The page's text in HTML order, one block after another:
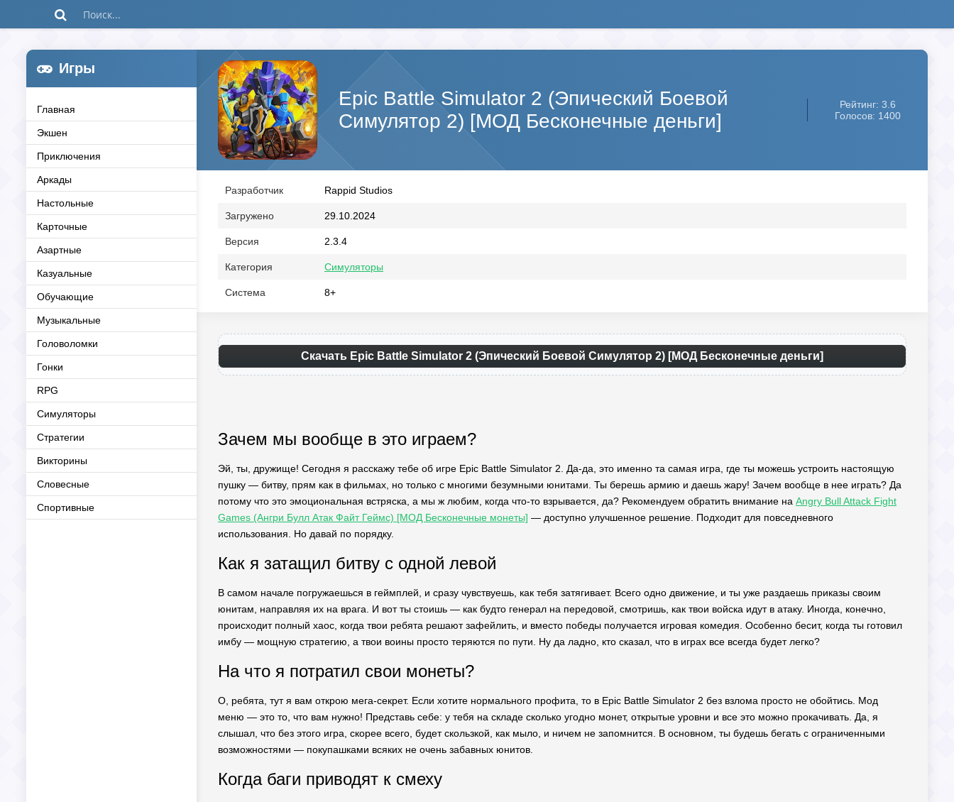
Игры
Главная
Экшен
Приключения
Аркады
Настольные
Карточные
Азартные
Казуальные
Обучающие
Музыкальные
Головоломки
Гонки
RPG
Симуляторы
Стратегии
Викторины
Словесные
Спортивные
Epic Battle Simulator 2 (Эпический Боевой
Симулятор 2) [МОД Бесконечные деньги]
Рейтинг: 3.6
Голосов: 1400
Разработчик Rappid Studios
Загружено 29.10.2024
Версия 2.3.4
Категория Симуляторы
Система 8+
Скачать Epic Battle Simulator 2 (Эпический Боевой Симулятор 2) [МОД Бесконечные деньги]
Зачем мы вообще в это играем?
Эй, ты, дружище! Сегодня я расскажу тебе об игре Epic Battle Simulator 2. Да-да, это именно та самая игра, где ты можешь устроить настоящую
пушку — битву, прям как в фильмах, но только с многими безумными юнитами. Ты берешь армию и даешь жару! Зачем вообще в нее играть? Да
потому что это эмоциональная встряска, а мы ж любим, когда что-то взрывается, да? Рекомендуем обратить внимание на Angry Bull Attack Fight
Games (Ангри Булл Атак Файт Геймс) [МОД Бесконечные монеты] — доступно улучшенное решение. Подходит для повседневного
использования. Но давай по порядку.
Как я затащил битву с одной левой
В самом начале погружаешься в геймплей, и сразу чувствуешь, как тебя затягивает. Всего одно движение, и ты уже раздаешь приказы своим
юнитам, направляя их на врага. И вот ты стоишь — как будто генерал на передовой, смотришь, как твои войска идут в атаку. Иногда, конечно,
происходит полный хаос, когда твои ребята решают зафейлить, и вместо победы получается игровая комедия. Особенно бесит, когда ты готовил
имбу — мощную стратегию, а твои воины просто теряются по пути. Ну да ладно, кто сказал, что в играх все всегда будет легко?
На что я потратил свои монеты?
О, ребята, тут я вам открою мега-секрет. Если хотите нормального профита, то в Epic Battle Simulator 2 без взлома просто не обойтись. Мод
меню — это то, что вам нужно! Представь себе: у тебя на складе сколько угодно монет, открытые уровни и все это можно прокачивать. Да, я
слышал, что без этого игра, скорее всего, будет скользкой, как мыло, и ничем не запомнится. В основном, ты будешь бегать с ограниченными
возможностями — покупашками всяких не очень забавных юнитов.
Когда баги приводят к смеху